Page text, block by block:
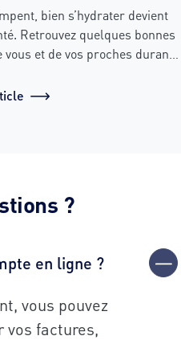
bien s’hydrater devient
Retrouvez quelques bonnes
et de vos proches durant
?
en ligne ?
vous pouvez
vos factures,